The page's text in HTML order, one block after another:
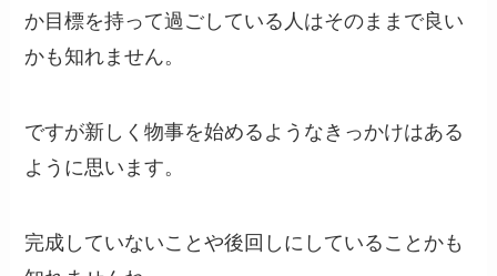
か目標を持って過ごしている人はそのままで良い
かも知れません。
ですが新しく物事を始めるようなきっかけはある
ように思います。
完成していないことや後回しにしていることかも